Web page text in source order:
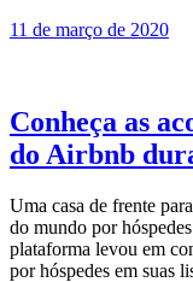
11 de março de 2020
Conheça as
do Airbnb
Uma casa de frente
do mundo por
plataforma levou em
por hóspedes em suas